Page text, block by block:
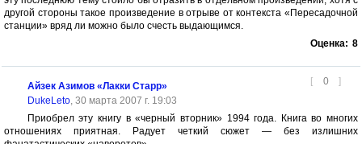
другой стороны такое произведение в отрыве от контекста «Пересадочной
станции» вряд ли можно было счесть выдающимся.
Оценка: 8
[ 0 ]
Айзек Азимов «Лакки Старр»
DukeLeto, 30 марта 2007 г. 19:03
Приобрел эту книгу в «черный вторник» 1994 года. Книга во многих
отношениях приятная. Радует четкий сюжет — без излишних